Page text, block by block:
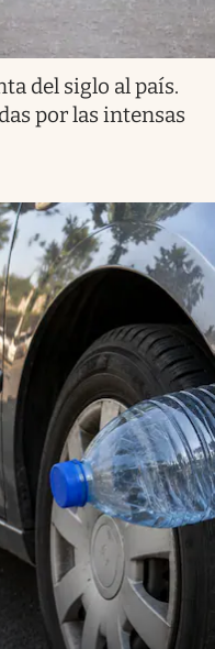
del siglo al país.
por las intensas